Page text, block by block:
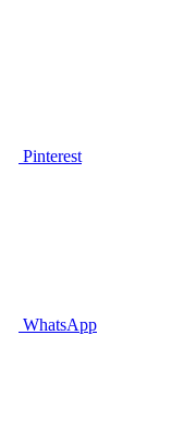
Pinterest
WhatsApp